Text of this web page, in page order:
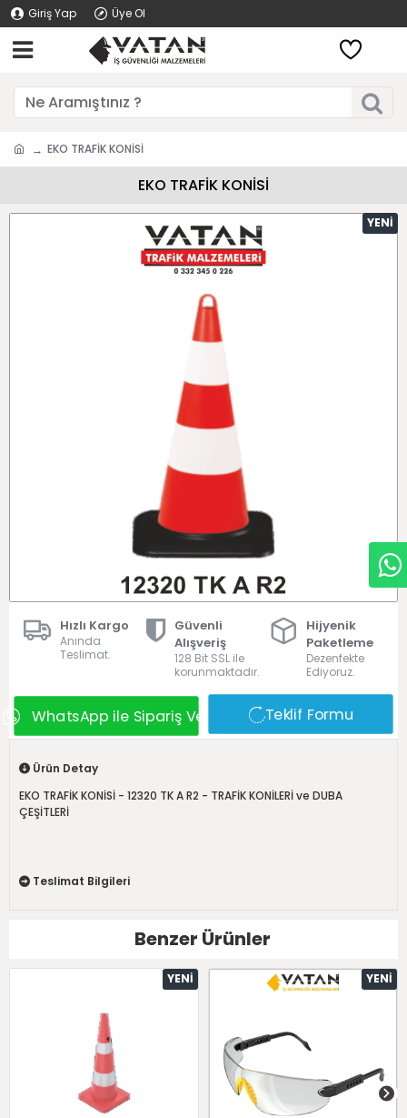
Giriş Yap Üye Ol
EKO TRAFİK KONİSİ
EKO TRAFİK KONİSİ
YENI
Hızlı Kargo
Anında
Teslimat.
Güvenli
Alışveriş
128 Bit SSL ile
korunmaktadır.
Hijyenik
Paketleme
Dezenfekte
Ediyoruz.
WhatsApp ile Sipariş Ver Teklif Formu
Ürün Detay
EKO TRAFİK KONİSİ - 12320 TK A R2 - TRAFİK KONİLERİ ve DUBA
ÇEŞİTLERİ
Teslimat Bilgileri
Benzer Ürünler
YENI YENI